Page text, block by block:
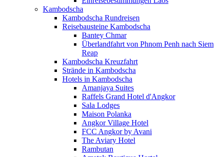
Kambodscha
Kambodscha Rundreisen
Reisebausteine Kambodscha
Bantey Chmar
Überlandfahrt von Phnom Penh nach Siem
Reap
Kambodscha Kreuzfahrt
Strände in Kambodscha
Hotels in Kambodscha
Amanjaya Suites
Raffels Grand Hotel d'Angkor
Sala Lodges
Maison Polanka
Angkor Village Hotel
FCC Angkor by Avani
The Aviary Hotel
Rambutan